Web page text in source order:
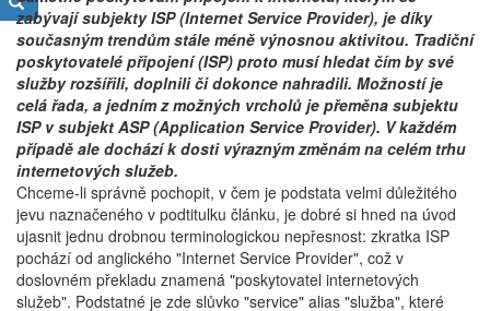
zabývají subjekty ISP (Internet Service Provider), je díky
současným trendům stále méně výnosnou aktivitou. Tradiční
poskytovatelé připojení (ISP) proto musí hledat čím by své
služby rozšířili, doplnili či dokonce nahradili. Možností je
celá řada, a jedním z možných vrcholů je přeměna subjektu
ISP v subjekt ASP (Application Service Provider). V každém
případě ale dochází k dosti výrazným změnám na celém trhu
internetových služeb.
Chceme-li správně pochopit, v čem je podstata velmi důležitého
jevu naznačeného v podtitulku článku, je dobré si hned na úvod
ujasnit jednu drobnou terminologickou nepřesnost: zkratka ISP
pochází od anglického "Internet Service Provider", což v
doslovném překladu znamená "poskytovatel internetových
služeb". Podstatné je zde slůvko "service" alias "služba", které